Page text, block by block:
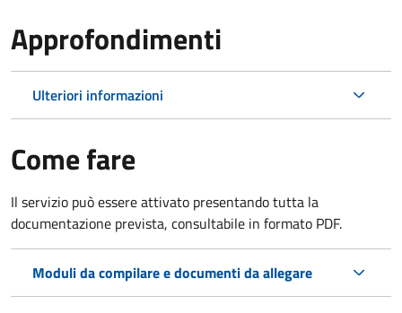
Approfondimenti
Ulteriori informazioni
Come fare
Il servizio può essere attivato presentando tutta la
documentazione prevista, consultabile in formato PDF.
Moduli da compilare e documenti da allegare